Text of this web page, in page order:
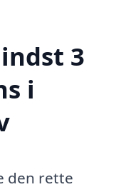
3
i
den rette